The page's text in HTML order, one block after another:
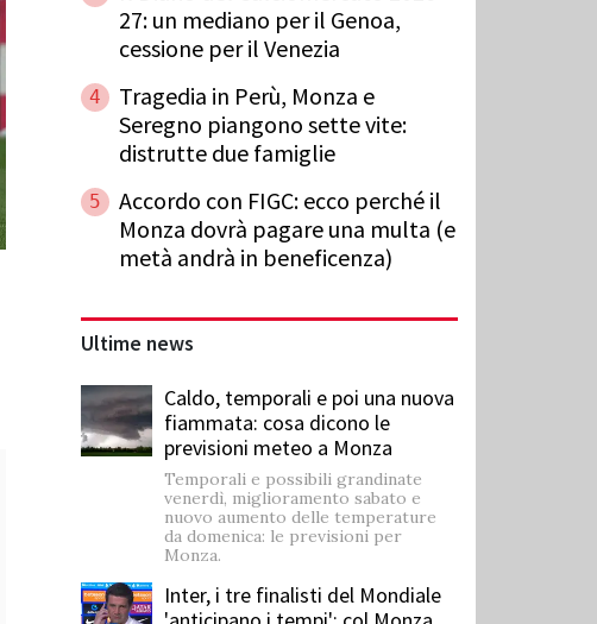
27: un mediano per il Genoa,
cessione per il Venezia
4
Tragedia in Perù, Monza e
Seregno piangono sette vite:
distrutte due famiglie
5
Accordo con FIGC: ecco perché il
Monza dovrà pagare una multa (e
metà andrà in beneficenza)
Ultime news
Caldo, temporali e poi una nuova
fiammata: cosa dicono le
previsioni meteo a Monza
Temporali e possibili grandinate
venerdì, miglioramento sabato e
nuovo aumento delle temperature
da domenica: le previsioni per
Monza.
Inter, i tre finalisti del Mondiale